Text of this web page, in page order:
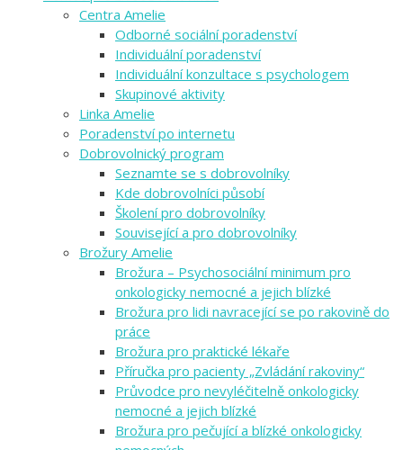
Centra Amelie
Odborné sociální poradenství
Individuální poradenství
Individuální konzultace s psychologem
Skupinové aktivity
Linka Amelie
Poradenství po internetu
Dobrovolnický program
Seznamte se s dobrovolníky
Kde dobrovolníci působí
Školení pro dobrovolníky
Související a pro dobrovolníky
Brožury Amelie
Brožura – Psychosociální minimum pro
onkologicky nemocné a jejich blízké
Brožura pro lidi navracející se po rakovině do
práce
Brožura pro praktické lékaře
Příručka pro pacienty „Zvládání rakoviny“
Průvodce pro nevyléčitelně onkologicky
nemocné a jejich blízké
Brožura pro pečující a blízké onkologicky